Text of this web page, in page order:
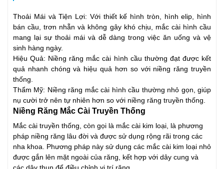
Thoải Mái và Tiện Lợi: Với thiết kế hình tròn, hình elip, hình
bán cầu, trơn nhẵn và không gây khó chịu, mắc cài hình cầu
mang lại sự thoải mái và dễ dàng trong việc ăn uống và vệ
sinh hàng ngày.
Hiệu Quả: Niềng răng mắc cài hình cầu thường đạt được kết
quả nhanh chóng và hiệu quả hơn so với niềng răng truyền
thống.
Thẩm Mỹ: Niềng răng mắc cài hình cầu thường nhỏ gọn, giúp
nụ cười trở nên tự nhiên hơn so với niềng răng truyền thống.
Niềng Răng Mắc Cài Truyền Thống
Mắc cài truyền thống, còn gọi là mắc cài kim loại, là phương
pháp niềng răng lâu đời và được sử dụng rộng rãi trong các
nha khoa. Phương pháp này sử dụng các mắc cài kim loại nhỏ
được gắn lên mặt ngoài của răng, kết hợp với dây cung và